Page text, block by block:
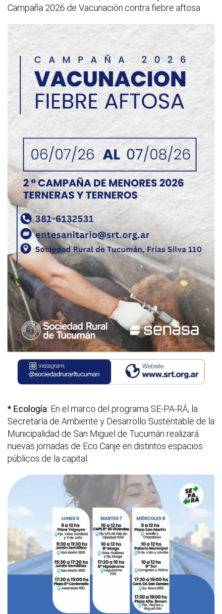
Campaña 2026 de Vacunación contra fiebre aftosa
* Ecología: En el marco del programa SE-PA-RÁ, la
Secretaría de Ambiente y Desarrollo Sustentable de la
Municipalidad de San Miguel de Tucumán realizará
nuevas jornadas de Eco Canje en distintos espacios
públicos de la capital.